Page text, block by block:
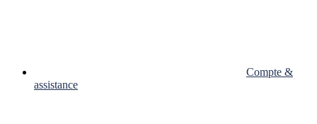
Compte &
assistance